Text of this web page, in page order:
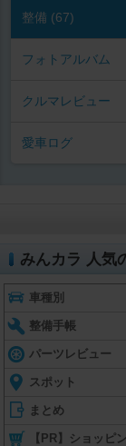
整備 (67)
フォトアルバム
クルマレビュー
愛車ログ
みんカラ 人気
車種別
整備手帳
パーツレビュー
スポット
まとめ
【PR】ショッピ